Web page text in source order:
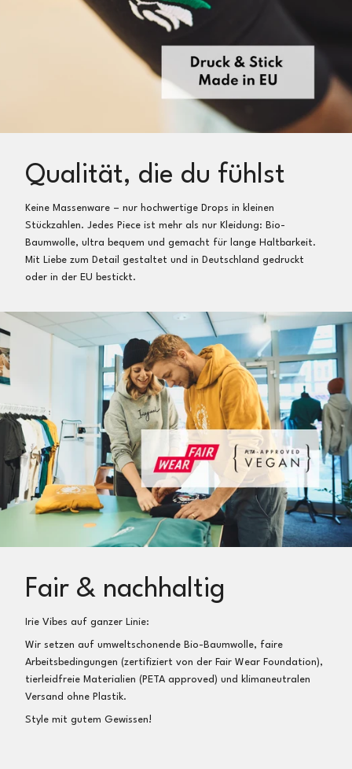
Qualität, die du fühlst
Keine Massenware – nur hochwertige Drops in kleinen
Stückzahlen. Jedes Piece ist mehr als nur Kleidung: Bio-
Baumwolle, ultra bequem und gemacht für lange Haltbarkeit.
Mit Liebe zum Detail gestaltet und in Deutschland gedruckt
oder in der EU bestickt.
Fair & nachhaltig
Irie Vibes auf ganzer Linie:
Wir setzen auf umweltschonende Bio-Baumwolle, faire
Arbeitsbedingungen (zertifiziert von der Fair Wear Foundation),
tierleidfreie Materialien (PETA approved) und klimaneutralen
Versand ohne Plastik.
Style mit gutem Gewissen!